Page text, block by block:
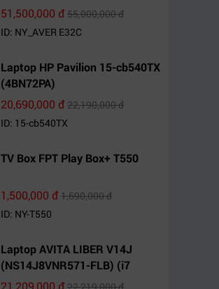
51,500,000 đ55,000,000 đ
ID: NY_AVER E32C
Laptop HP Pavilion 15-cb540TX
(4BN72PA)
20,690,000 đ22,190,000 đ
ID: 15-cb540TX
TV Box FPT Play Box+ T550
1,500,000 đ1,690,000 đ
ID: NY-T550
Laptop AVITA LIBER V14J
(NS14J8VNR571-FLB) (i7
10510U/8GB RAM/1TB
21,209,000 đ